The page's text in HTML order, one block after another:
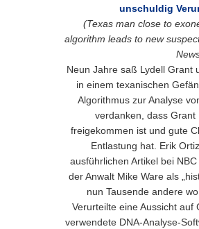
unschuldig
(Texas man close to
algorithm leads to new
Neun Jahre saß Lydell Grant
in einem texanischen
Algorithmus zur Analyse
verdanken, dass Grant
freigekommen ist und gute
Entlastung hat. Erik
ausführlichen Artikel bei
der Anwalt Mike Ware als
nun Tausende andere
Verurteilte eine Aussicht auf
verwendete DNA-Analyse-